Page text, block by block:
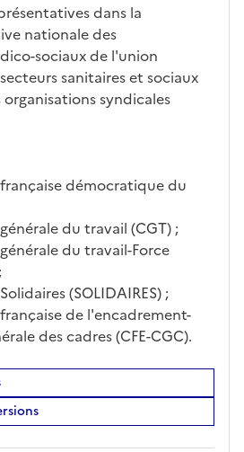
dans la
nationale des
sociaux de l'union
sanitaires et sociaux
organisations syndicales
démocratique du
du travail (CGT) ;
du travail-Force
(SOLIDAIRES) ;
de l'encadrement-
des cadres (CFE-CGC).